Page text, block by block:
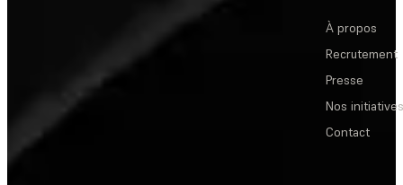
À propos
Recrutement
Presse
Nos initiatives
Contact